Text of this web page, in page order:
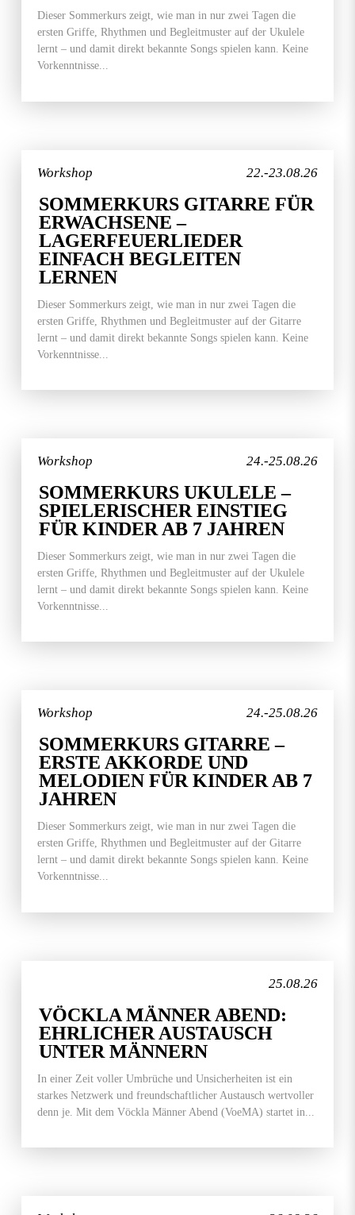
Dieser Sommerkurs zeigt, wie man in nur zwei Tagen die
ersten Griffe, Rhythmen und Begleitmuster auf der Ukulele
lernt – und damit direkt bekannte Songs spielen kann. Keine
Vorkenntnisse...
22.-23.08.26
Workshop
SOMMERKURS GITARRE FÜR
ERWACHSENE –
LAGERFEUERLIEDER
EINFACH BEGLEITEN
LERNEN
Dieser Sommerkurs zeigt, wie man in nur zwei Tagen die
ersten Griffe, Rhythmen und Begleitmuster auf der Gitarre
lernt – und damit direkt bekannte Songs spielen kann. Keine
Vorkenntnisse...
24.-25.08.26
Workshop
SOMMERKURS UKULELE –
SPIELERISCHER EINSTIEG
FÜR KINDER AB 7 JAHREN
Dieser Sommerkurs zeigt, wie man in nur zwei Tagen die
ersten Griffe, Rhythmen und Begleitmuster auf der Ukulele
lernt – und damit direkt bekannte Songs spielen kann. Keine
Vorkenntnisse...
24.-25.08.26
Workshop
SOMMERKURS GITARRE –
ERSTE AKKORDE UND
MELODIEN FÜR KINDER AB 7
JAHREN
Dieser Sommerkurs zeigt, wie man in nur zwei Tagen die
ersten Griffe, Rhythmen und Begleitmuster auf der Gitarre
lernt – und damit direkt bekannte Songs spielen kann. Keine
Vorkenntnisse...
25.08.26
VÖCKLA MÄNNER ABEND:
EHRLICHER AUSTAUSCH
UNTER MÄNNERN
In einer Zeit voller Umbrüche und Unsicherheiten ist ein
starkes Netzwerk und freundschaftlicher Austausch wertvoller
denn je. Mit dem Vöckla Männer Abend (VoeMA) startet in...